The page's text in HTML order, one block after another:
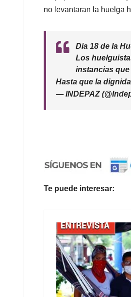
no levantaran la huelga
Dia 18 de la
Los
instancias
Hasta que la
— INDEPAZ
Te puede interesar: